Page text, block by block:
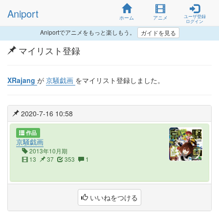
Aniport ホーム アニメ
ユーザ登録
ログイン
Aniportでアニメをもっと楽しもう。 ガイドを見る
マイリスト登録
XRajang が 京騒戯画 をマイリスト登録しました。
2020-7-16 10:58
作品
京騒戯画
2013年10月期
13
37 353 1
いいねをつける